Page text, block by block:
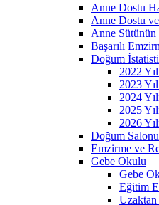
Anne Dostu
Anne Dostu
Anne Sütünün
Başarılı
Doğum
2022
2023
2024
2025
2026
Doğum
Emzirme ve
Gebe Okulu
Gebe
Eğitim